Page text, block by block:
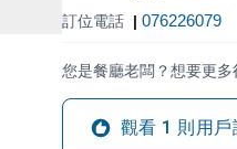
訂位電話 | 076226079
您是餐廳老闆？想要更多
觀看 1 則用戶